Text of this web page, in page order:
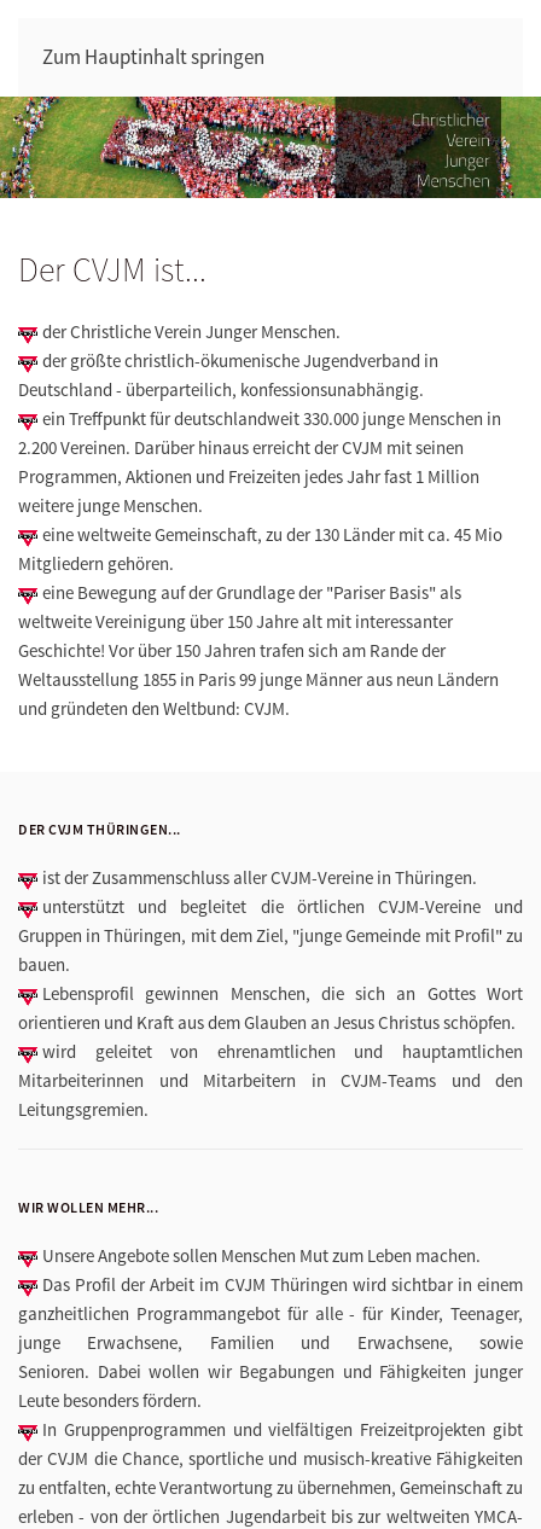
Zum Hauptinhalt springen
Der CVJM ist...
der Christliche Verein Junger Menschen.
der größte christlich-ökumenische Jugendverband in
Deutschland - überparteilich, konfessionsunabhängig.
ein Treffpunkt für deutschlandweit 330.000 junge Menschen in
2.200 Vereinen. Darüber hinaus erreicht der CVJM mit seinen
Programmen, Aktionen und Freizeiten jedes Jahr fast 1 Million
weitere junge Menschen.
eine weltweite Gemeinschaft, zu der 130 Länder mit ca. 45 Mio
Mitgliedern gehören.
eine Bewegung auf der Grundlage der "Pariser Basis" als
weltweite Vereinigung über 150 Jahre alt mit interessanter
Geschichte! Vor über 150 Jahren trafen sich am Rande der
Weltausstellung 1855 in Paris 99 junge Männer aus neun Ländern
und gründeten den Weltbund: CVJM.
DER CVJM THÜRINGEN...
ist der Zusammenschluss aller CVJM-Vereine in Thüringen.
unterstützt und begleitet die örtlichen CVJM-Vereine und
Gruppen in Thüringen, mit dem Ziel, "junge Gemeinde mit Profil" zu
bauen.
Lebensprofil gewinnen Menschen, die sich an Gottes Wort
orientieren und Kraft aus dem Glauben an Jesus Christus schöpfen.
wird geleitet von ehrenamtlichen und hauptamtlichen
Mitarbeiterinnen und Mitarbeitern in CVJM-Teams und den
Leitungsgremien.
WIR WOLLEN MEHR...
Unsere Angebote sollen Menschen Mut zum Leben machen.
Das Profil der Arbeit im CVJM Thüringen wird sichtbar in einem
ganzheitlichen Programmangebot für alle - für Kinder, Teenager,
junge Erwachsene, Familien und Erwachsene, sowie
Senioren. Dabei wollen wir Begabungen und Fähigkeiten junger
Leute besonders fördern.
In Gruppenprogrammen und vielfältigen Freizeitprojekten gibt
der CVJM die Chance, sportliche und musisch-kreative Fähigkeiten
zu entfalten, echte Verantwortung zu übernehmen, Gemeinschaft zu
erleben - von der örtlichen Jugendarbeit bis zur weltweiten YMCA-